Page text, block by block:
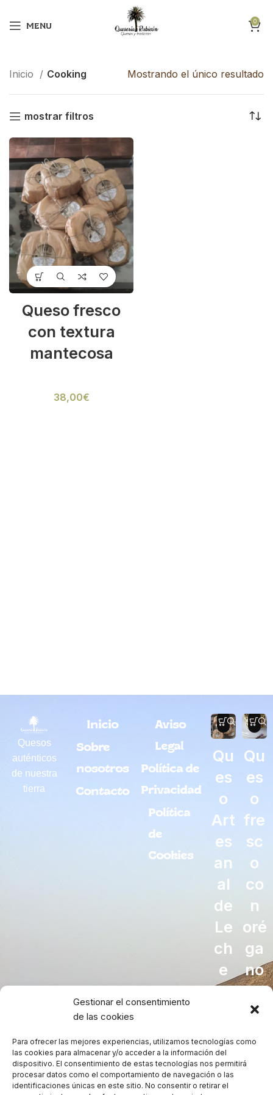
Gestionar el consentimiento
de las cookies
Para ofrecer las mejores experiencias, utilizamos tecnologías como
las cookies para almacenar y/o acceder a la información del
dispositivo. El consentimiento de estas tecnologías nos permitirá
procesar datos como el comportamiento de navegación o las
identificaciones únicas en este sitio. No consentir o retirar el
MENU 0
Inicio Cooking Mostrando el único resultado
mostrar filtros
Queso fresco
con textura
mantecosa
38,00€
Quesos
auténticos
de nuestra
tierra
Inicio
Sobre
nosotros
Contacto
Aviso
Legal
Política de
Privacidad
Política
de
Cookies
Qu
es
o
Art
es
an
al
de
Le
ch
e
Cr
a
de
Ca
Qu
es
o
fre
sc
o
co
n
oré
ga
no
48,00